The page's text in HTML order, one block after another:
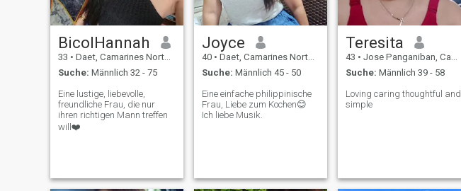
BicolHannah
33 • Daet, Camarines Norte, Philippinen
Suche: Männlich 32 - 75
Eine lustige, liebevolle,
freundliche Frau, die nur
ihren richtigen Mann treffen
will❤️
Joyce
40 • Daet, Camarines Norte, Philippinen
Suche: Männlich 45 - 50
Eine einfache philippinische
Frau, Liebe zum Kochen😊
Ich liebe Musik.
Teresita
43 • Jose Panganiban, Camarines Norte, Philippinen
Suche: Männlich 39 - 58
Loving caring thoughtful and
simple